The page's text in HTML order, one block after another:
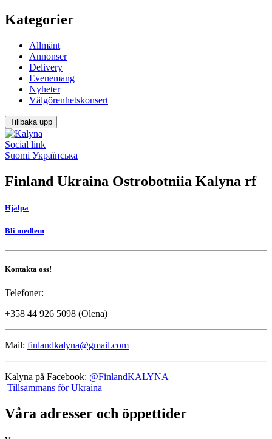
Kategorier
Allmänt
Annonser
Delivery
Evenemang
Nyheter
Välgörenhetskonsert
Tillbaka upp
Social link
Suomi Українська
Finland Ukraina Ostrobotniia Kalyna rf
Hjälpa
Bli medlem
Kontakta oss!
Telefoner:
+358 44 926 5098 (Olena)
Mail: finlandkalyna@gmail.com
Kalyna på Facebook: @FinlandKALYNA
Tillsammans för Ukraina
Våra adresser och öppettider